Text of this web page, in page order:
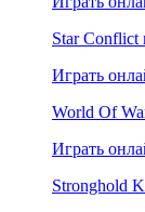
Star Conflict
Играть
World Of
Играть
Stronghold